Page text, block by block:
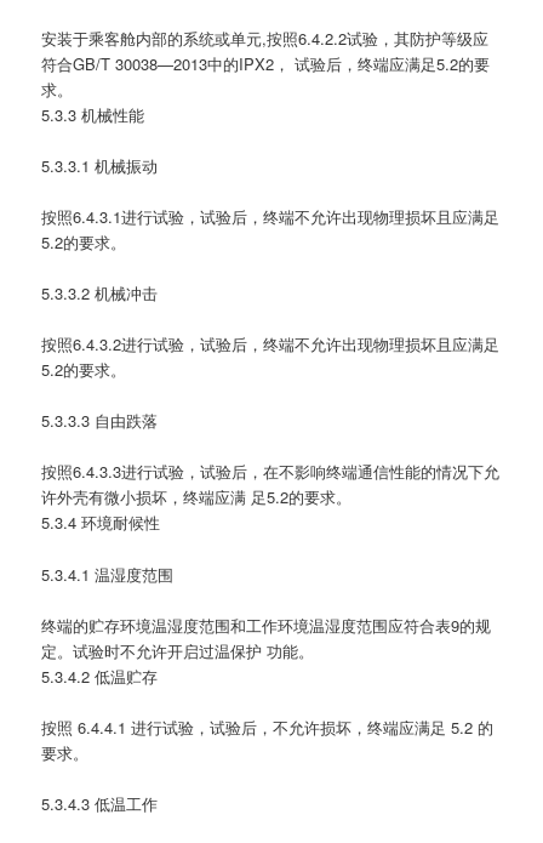
安装于乘客舱内部的系统或单元,按照6.4.2.2试验，其防护等级应
符合GB/T 30038—2013中的IPX2， 试验后，终端应满足5.2的要
求。
5.3.3 机械性能
5.3.3.1 机械振动
按照6.4.3.1进行试验，试验后，终端不允许出现物理损坏且应满足
5.2的要求。
5.3.3.2 机械冲击
按照6.4.3.2进行试验，试验后，终端不允许出现物理损坏且应满足
5.2的要求。
5.3.3.3 自由跌落
按照6.4.3.3进行试验，试验后，在不影响终端通信性能的情况下允
许外壳有微小损坏，终端应满 足5.2的要求。
5.3.4 环境耐候性
5.3.4.1 温湿度范围
终端的贮存环境温湿度范围和工作环境温湿度范围应符合表9的规
定。试验时不允许开启过温保护 功能。
5.3.4.2 低温贮存
按照 6.4.4.1 进行试验，试验后，不允许损坏，终端应满足 5.2 的
要求。
5.3.4.3 低温工作